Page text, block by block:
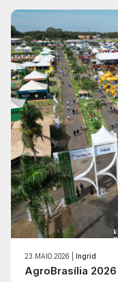
23.MAIO.2026 | Ingrid
AgroBrasília